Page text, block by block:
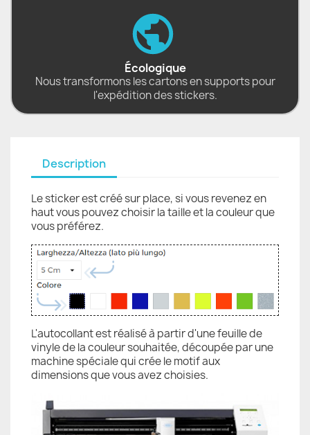
Écologique
Nous transformons les cartons en supports pour
l'expédition des stickers.
Description
Le sticker est créé sur place, si vous revenez en
haut vous pouvez choisir la taille et la couleur que
vous préférez.
L'autocollant est réalisé à partir d'une feuille de
vinyle de la couleur souhaitée, découpée par une
machine spéciale qui crée le motif aux
dimensions que vous avez choisies.